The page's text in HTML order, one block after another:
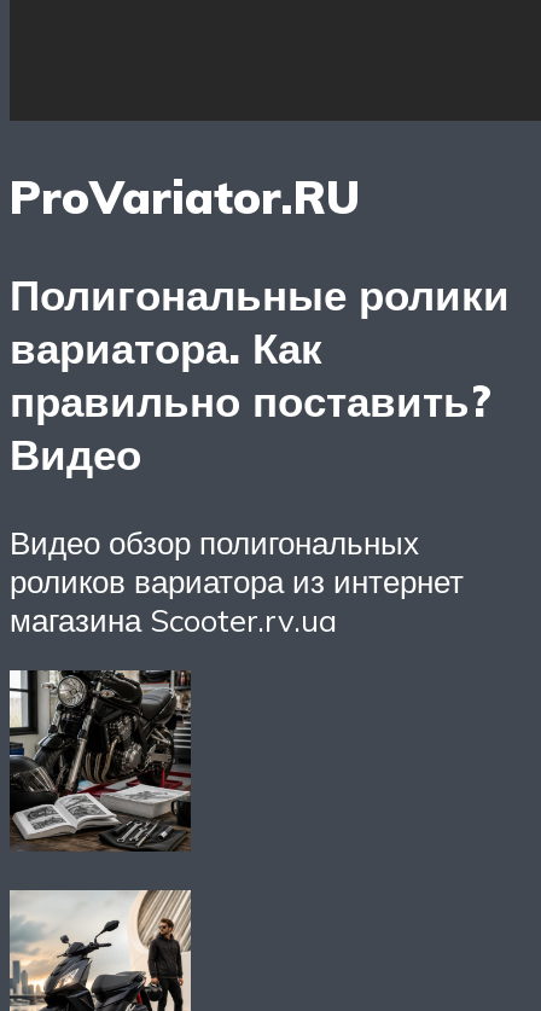
ProVariator.RU
Полигональные ролики
вариатора. Как
правильно поставить?
Видео
Видео обзор полигональных
роликов вариатора из интернет
магазина Scooter.rv.ua